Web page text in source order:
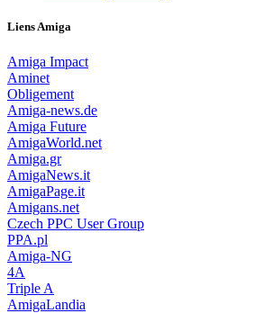
Liens Amiga
Amiga Impact
Aminet
Obligement
Amiga-news.de
Amiga Future
AmigaWorld.net
Amiga.gr
AmigaNews.it
AmigaPage.it
Amigans.net
Czech PPC User Group
PPA.pl
Amiga-NG
4A
Triple A
AmigaLandia